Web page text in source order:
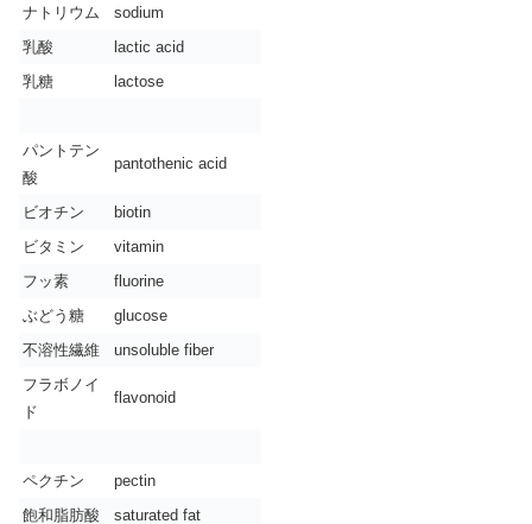
ナトリウム
sodium
乳酸
lactic acid
乳糖
lactose
パントテン
酸
pantothenic acid
ビオチン
biotin
ビタミン
vitamin
フッ素
fluorine
ぶどう糖
glucose
不溶性繊維
unsoluble fiber
フラボノイ
ド
flavonoid
ペクチン
pectin
飽和脂肪酸
saturated fat